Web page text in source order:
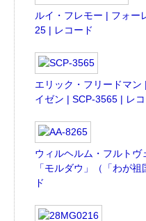
ルイ・フレモー | フォー
25 | レコード
エリック・フリードマン
イゼン | SCP-3565 | レ
ウィルヘルム・フルト
「モルダウ」（「わが
ド